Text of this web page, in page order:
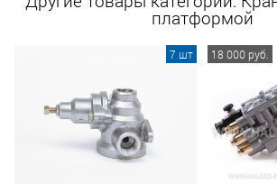
платформой
7 шт 18 000 руб.